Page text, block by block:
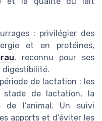
: privilégier des
et en protéines,
, reconnu pour ses
digestibilité.
de lactation : les
stade de lactation, la
de l’animal. Un suivi
apports et d’éviter les